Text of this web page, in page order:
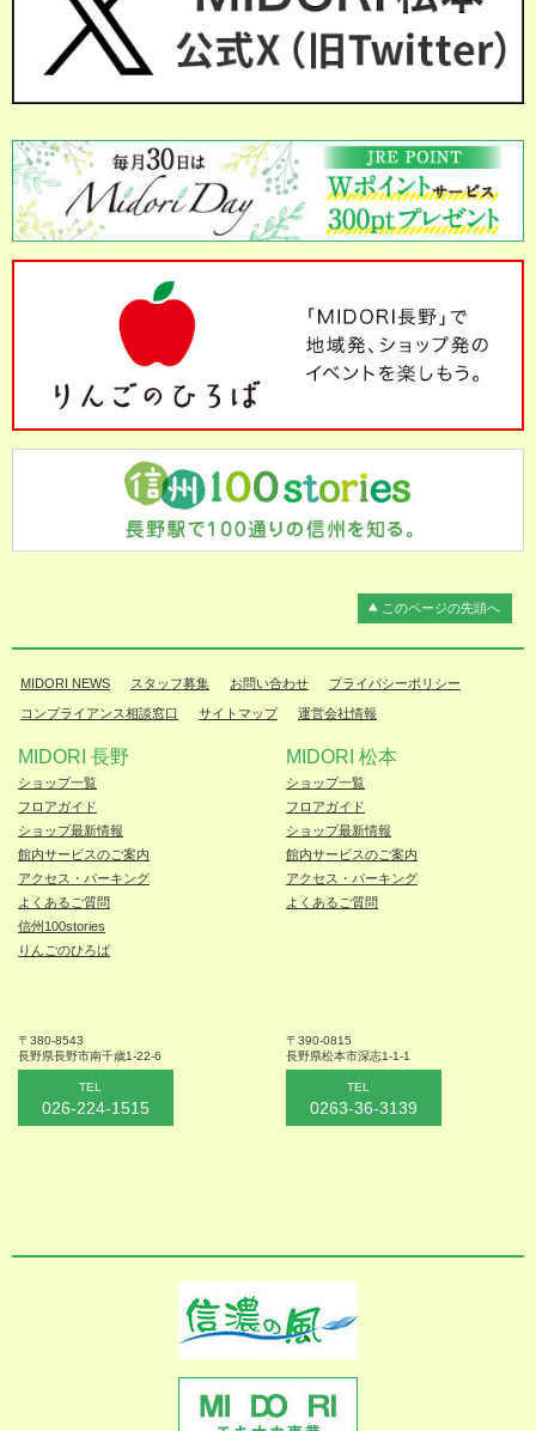
このページの先頭へ
MIDORI NEWS スタッフ募集 お問い合わせ プライバシーポリシー
コンプライアンス相談窓口 サイトマップ 運営会社情報
MIDORI 長野
ショップ一覧
フロアガイド
ショップ最新情報
館内サービスのご案内
アクセス・パーキング
よくあるご質問
信州100stories
りんごのひろば
〒380-8543
長野県長野市南千歳1-22-6
TEL
026-224-1515
MIDORI 松本
ショップ一覧
フロアガイド
ショップ最新情報
館内サービスのご案内
アクセス・パーキング
よくあるご質問
〒390-0815
長野県松本市深志1-1-1
TEL
0263-36-3139